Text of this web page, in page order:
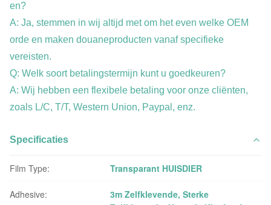
en?
A: Ja, stemmen in wij altijd met om het even welke OEM
orde en maken douaneproducten vanaf specifieke
vereisten.
Q: Welk soort betalingstermijn kunt u goedkeuren?
A: Wij hebben een flexibele betaling voor onze cliënten,
zoals L/C, T/T, Western Union, Paypal, enz.
Specificaties
Film Type: Transparant HUISDIER
Adhesive:
3m Zelfklevende, Sterke